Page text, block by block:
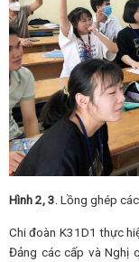
Hình 2, 3 . Lồng ghép
Chi đoàn K31D1 thực
Đảng các cấp và Nghị